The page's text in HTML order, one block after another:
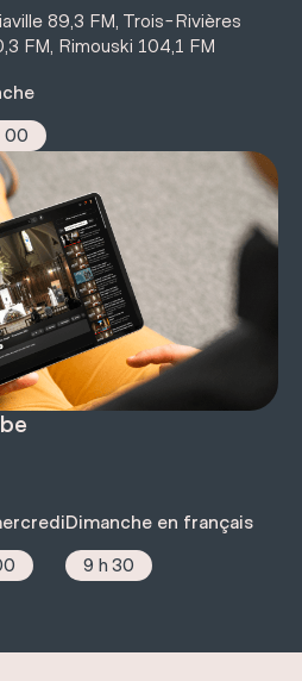
89,3 FM, Trois-Rivières
FM, Rimouski 104,1 FM
00
Dimanche en français
9 h 30